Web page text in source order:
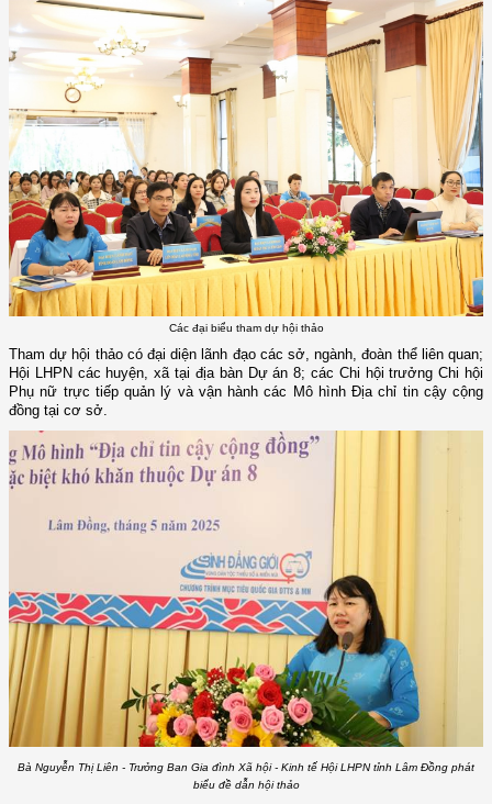
Các đại biểu tham dự hội thảo
Tham dự hội thảo có đại diện lãnh đạo các sở, ngành, đoàn thể liên quan;
Hội LHPN các huyện, xã tại địa bàn Dự án 8; các Chi hội trưởng Chi hội
Phụ nữ trực tiếp quản lý và vận hành các Mô hình Địa chỉ tin cậy cộng
đồng tại cơ sở.
Bà Nguyễn Thị Liên - Trưởng Ban Gia đình Xã hội - Kinh tế Hội LHPN tỉnh Lâm Đồng phát
biểu đề dẫn hội thảo